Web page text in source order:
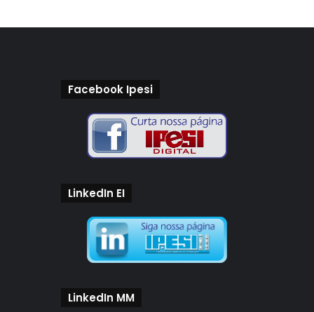
Facebook Ipesi
LinkedIn EI
LinkedIn MM